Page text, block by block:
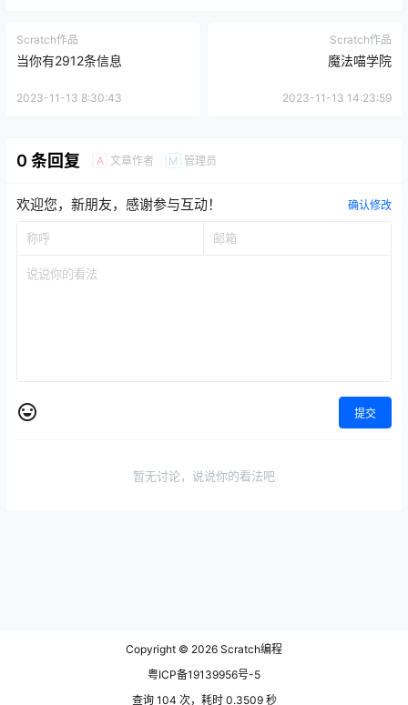
Scratch作品
当你有2912条信息
2023-11-13 8:30:43
Scratch作品
魔法喵学院
2023-11-13 14:23:59
0 条回复 A 文章作者 M 管理员
欢迎您，新朋友，感谢参与互动！ 确认修改
提交
暂无讨论，说说你的看法吧
Copyright © 2026 Scratch编程
粤ICP备19139956号-5
查询 104 次，耗时 0.3509 秒